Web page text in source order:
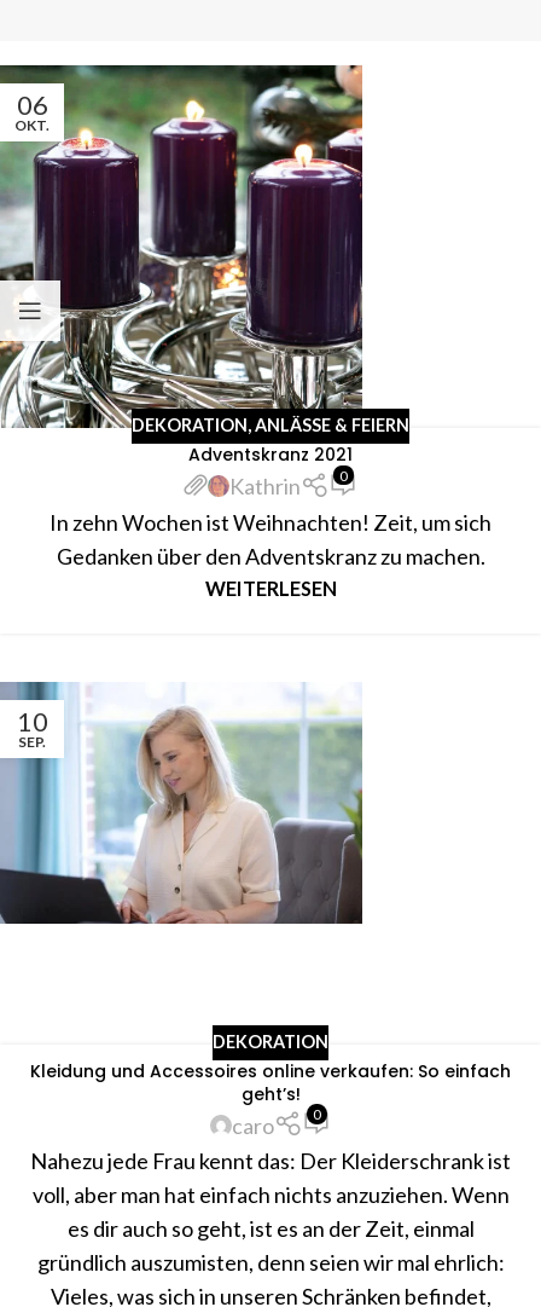
06
OKT.
DEKORATION,ANLÄSSE & FEIERN
Adventskranz 2021
Kathrin 0
In zehn Wochen ist Weihnachten! Zeit, um sich
Gedanken über den Adventskranz zu machen.
WEITERLESEN
10
SEP.
DEKORATION
Kleidung und Accessoires online verkaufen: So einfach
geht’s!
caro 0
Nahezu jede Frau kennt das: Der Kleiderschrank ist
voll, aber man hat einfach nichts anzuziehen. Wenn
es dir auch so geht, ist es an der Zeit, einmal
gründlich auszumisten, denn seien wir mal ehrlich:
Vieles, was sich in unseren Schränken befindet,